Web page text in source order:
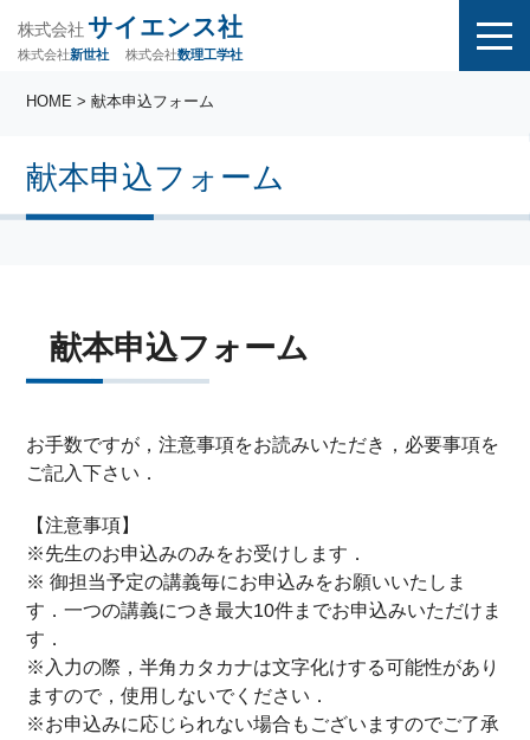
株式会社 サイエンス社
株式会社新世社 株式会社数理工学社
献本申込フォーム
HOME > 献本申込フォーム
献本申込フォーム
お手数ですが，注意事項をお読みいただき，必要事項を
ご記入下さい．
【注意事項】
※先生のお申込みのみをお受けします．
※ 御担当予定の講義毎にお申込みをお願いいたしま
す．一つの講義につき最大10件までお申込みいただけま
す．
※入力の際，半角カタカナは文字化けする可能性があり
ますので，使用しないでください．
※お申込みに応じられない場合もございますのでご了承